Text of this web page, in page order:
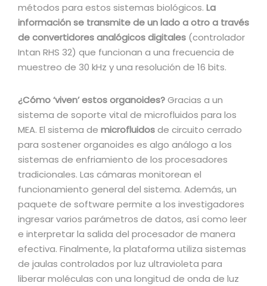
métodos para estos sistemas biológicos. La
información se transmite de un lado a otro a través
de convertidores analógicos digitales (controlador
Intan RHS 32) que funcionan a una frecuencia de
muestreo de 30 kHz y una resolución de 16 bits.
¿Cómo ‘viven’ estos organoides?Gracias a un
sistema de soporte vital de microfluidos para los
MEA. El sistema de microfluidosde circuito cerrado
para sostener organoides es algo análogo a los
sistemas de enfriamiento de los procesadores
tradicionales. Las cámaras monitorean el
funcionamiento general del sistema. Además, un
paquete de software permite a los investigadores
ingresar varios parámetros de datos, así como leer
e interpretar la salida del procesador de manera
efectiva. Finalmente, la plataforma utiliza sistemas
de jaulas controlados por luz ultravioleta para
liberar moléculas con una longitud de onda de luz